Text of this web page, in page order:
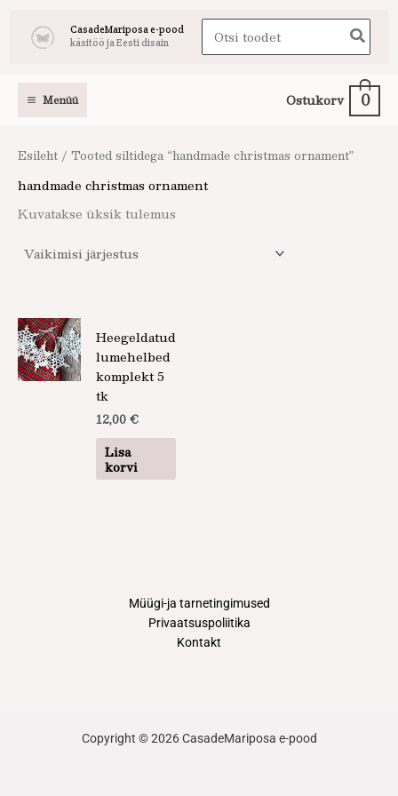
CasadeMariposa e-pood
käsitöö ja Eesti disain
Search
for:
Menüü Ostukorv 0
Esileht / Tooted siltidega “handmade christmas ornament”
handmade christmas ornament
Kuvatakse üksik tulemus
Heegeldatud
lumehelbed
komplekt 5
tk
12,00 €
Lisa
korvi
Müügi-ja tarnetingimused
Privaatsuspoliitika
Kontakt
Copyright © 2026 CasadeMariposa e-pood